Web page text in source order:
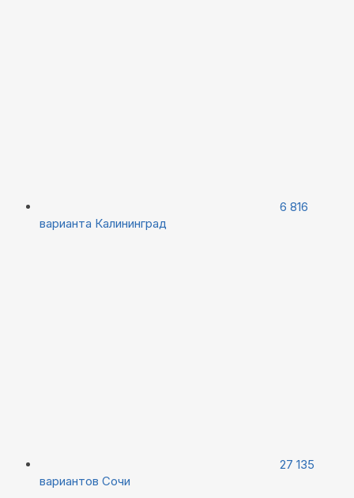
6 816
варианта Калининград
27 135
вариантов Сочи